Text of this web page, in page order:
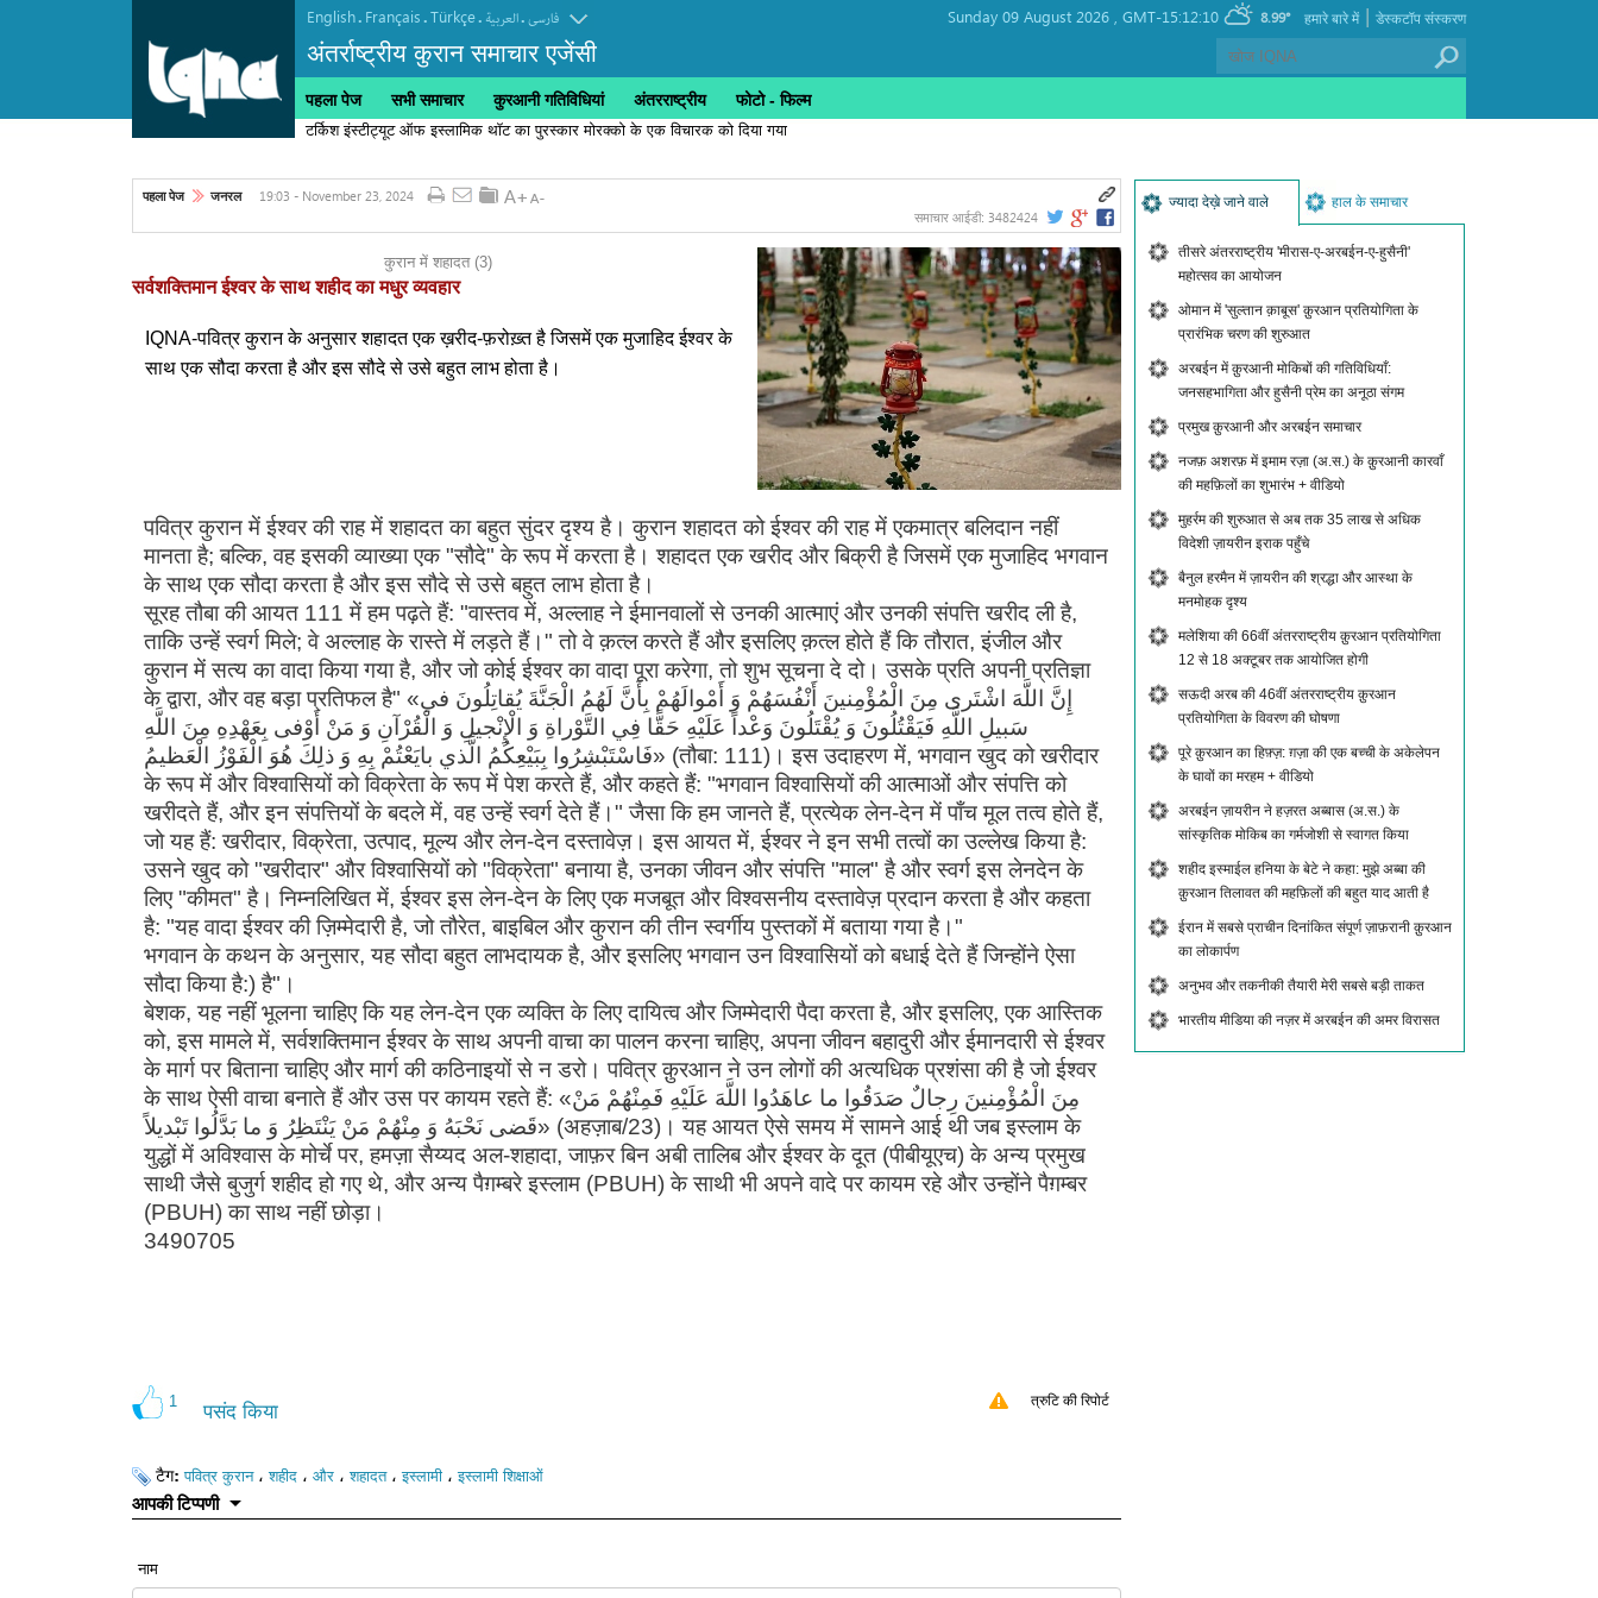
English. Français.Türkçe. العربیة.فارسی
अंतर्राष्ट्रीय कुरान समाचार एजेंसी
Sunday 09 August 2026 , GMT-15:12:10 8.99° डेस्कटॉप संस्करण
|
हमारे बारे में
पहला पेज सभी समाचार कुरआनी गतिविधियां अंतरराष्ट्रीय फोटो - फिल्म
टर्किश इंस्टीट्यूट ऑफ इस्लामिक थॉट का पुरस्कार मोरक्को के एक विचारक को दिया गया
पहला पेज जनरल 19:03 - November 23, 2024
समाचार आईडी: 3482424
कुरान में शहादत (3)
सर्वशक्तिमान ईश्वर के साथ शहीद का मधुर व्यवहार
IQNA-पवित्र कुरान के अनुसार शहादत एक ख़रीद-फ़रोख़्त है जिसमें एक मुजाहिद ईश्वर के
साथ एक सौदा करता है और इस सौदे से उसे बहुत लाभ होता है।
पवित्र कुरान में ईश्वर की राह में शहादत का बहुत सुंदर दृश्य है। कुरान शहादत को ईश्वर की राह में एकमात्र बलिदान नहीं
मानता है; बल्कि, वह इसकी व्याख्या एक "सौदे" के रूप में करता है। शहादत एक खरीद और बिक्री है जिसमें एक मुजाहिद भगवान
के साथ एक सौदा करता है और इस सौदे से उसे बहुत लाभ होता है।
सूरह तौबा की आयत 111 में हम पढ़ते हैं: "वास्तव में, अल्लाह ने ईमानवालों से उनकी आत्माएं और उनकी संपत्ति खरीद ली है,
ताकि उन्हें स्वर्ग मिले; वे अल्लाह के रास्ते में लड़ते हैं।" तो वे क़त्ल करते हैं और इसलिए क़त्ल होते हैं कि तौरात, इंजील और
कुरान में सत्य का वादा किया गया है, और जो कोई ईश्वर का वादा पूरा करेगा, तो शुभ सूचना दे दो। उसके प्रति अपनी प्रतिज्ञा
के द्वारा, और वह बड़ा प्रतिफल है" «إِنَّ اللَّهَ اشْتَرى‏ مِنَ الْمُؤْمِنينَ أَنْفُسَهُمْ وَ أَمْوالَهُمْ بِأَنَّ لَهُمُ الْجَنَّةَ يُقاتِلُونَ في‏
سَبيلِ اللَّهِ فَيَقْتُلُونَ وَ يُقْتَلُونَ وَعْداً عَلَيْهِ حَقًّا فِي التَّوْراةِ وَ الْإِنْجيلِ وَ الْقُرْآنِ وَ مَنْ أَوْفى‏ بِعَهْدِهِ مِنَ اللَّهِ
فَاسْتَبْشِرُوا بِبَيْعِكُمُ الَّذي بايَعْتُمْ بِهِ وَ ذلِكَ هُوَ الْفَوْزُ الْعَظيمُ» (तौबा: 111)। इस उदाहरण में, भगवान खुद को खरीदार
के रूप में और विश्वासियों को विक्रेता के रूप में पेश करते हैं, और कहते हैं: "भगवान विश्वासियों की आत्माओं और संपत्ति को
खरीदते हैं, और इन संपत्तियों के बदले में, वह उन्हें स्वर्ग देते हैं।" जैसा कि हम जानते हैं, प्रत्येक लेन-देन में पाँच मूल तत्व होते हैं,
जो यह हैं: खरीदार, विक्रेता, उत्पाद, मूल्य और लेन-देन दस्तावेज़। इस आयत में, ईश्वर ने इन सभी तत्वों का उल्लेख किया है:
उसने खुद को "खरीदार" और विश्वासियों को "विक्रेता" बनाया है, उनका जीवन और संपत्ति "माल" है और स्वर्ग इस लेनदेन के
लिए "कीमत" है। निम्नलिखित में, ईश्वर इस लेन-देन के लिए एक मजबूत और विश्वसनीय दस्तावेज़ प्रदान करता है और कहता
है: "यह वादा ईश्वर की ज़िम्मेदारी है, जो तौरेत, बाइबिल और कुरान की तीन स्वर्गीय पुस्तकों में बताया गया है।"
भगवान के कथन के अनुसार, यह सौदा बहुत लाभदायक है, और इसलिए भगवान उन विश्वासियों को बधाई देते हैं जिन्होंने ऐसा
सौदा किया है:) है"।
बेशक, यह नहीं भूलना चाहिए कि यह लेन-देन एक व्यक्ति के लिए दायित्व और जिम्मेदारी पैदा करता है, और इसलिए, एक आस्तिक
को, इस मामले में, सर्वशक्तिमान ईश्वर के साथ अपनी वाचा का पालन करना चाहिए, अपना जीवन बहादुरी और ईमानदारी से ईश्वर
के मार्ग पर बिताना चाहिए और मार्ग की कठिनाइयों से न डरो। पवित्र क़ुरआन ने उन लोगों की अत्यधिक प्रशंसा की है जो ईश्वर
के साथ ऐसी वाचा बनाते हैं और उस पर कायम रहते हैं: «مِنَ الْمُؤْمِنينَ رِجالٌ صَدَقُوا ما عاهَدُوا اللَّهَ عَلَيْهِ فَمِنْهُمْ مَنْ
قَضى‏ نَحْبَهُ وَ مِنْهُمْ مَنْ يَنْتَظِرُ وَ ما بَدَّلُوا تَبْديلاً» (अहज़ाब/23)। यह आयत ऐसे समय में सामने आई थी जब इस्लाम के
युद्धों में अविश्वास के मोर्चे पर, हमज़ा सैय्यद अल-शहादा, जाफ़र बिन अबी तालिब और ईश्वर के दूत (पीबीयूएच) के अन्य प्रमुख
साथी जैसे बुजुर्ग शहीद हो गए थे, और अन्य पैग़म्बरे इस्लाम (PBUH) के साथी भी अपने वादे पर कायम रहे और उन्होंने पैग़म्बर
(PBUH) का साथ नहीं छोड़ा।
3490705
1 पसंद किया त्रुटि की रिपोर्ट
टैग:पवित्र कुरान،शहीद ، और ،शहादत،इस्लामी ،इस्लामी शिक्षाओं
आपकी टिप्पणी
नाम
ज्यादा देख़े जाने वाले हाल के समाचार
तीसरे अंतरराष्ट्रीय 'मीरास-ए-अरबईन-ए-हुसैनी'
महोत्सव का आयोजन
ओमान में 'सुल्तान क़ाबूस' क़ुरआन प्रतियोगिता के
प्रारंभिक चरण की शुरुआत
अरबईन में क़ुरआनी मोकिबों की गतिविधियाँ:
जनसहभागिता और हुसैनी प्रेम का अनूठा संगम
प्रमुख क़ुरआनी और अरबईन समाचार
नजफ़ अशरफ़ में इमाम रज़ा (अ.स.) के क़ुरआनी कारवाँ
की महफ़िलों का शुभारंभ + वीडियो
मुहर्रम की शुरुआत से अब तक 35 लाख से अधिक
विदेशी ज़ायरीन इराक पहुँचे
बैनुल हरमैन में ज़ायरीन की श्रद्धा और आस्था के
मनमोहक दृश्य
मलेशिया की 66वीं अंतरराष्ट्रीय क़ुरआन प्रतियोगिता
12 से 18 अक्टूबर तक आयोजित होगी
सऊदी अरब की 46वीं अंतरराष्ट्रीय क़ुरआन
प्रतियोगिता के विवरण की घोषणा
पूरे क़ुरआन का हिफ़्ज़: ग़ज़ा की एक बच्ची के अकेलेपन
के घावों का मरहम + वीडियो
अरबईन ज़ायरीन ने हज़रत अब्बास (अ.स.) के
सांस्कृतिक मोकिब का गर्मजोशी से स्वागत किया
शहीद इस्माईल हनिया के बेटे ने कहा: मुझे अब्बा की
क़ुरआन तिलावत की महफ़िलों की बहुत याद आती है
ईरान में सबसे प्राचीन दिनांकित संपूर्ण ज़ाफ़रानी क़ुरआन
का लोकार्पण
अनुभव और तकनीकी तैयारी मेरी सबसे बड़ी ताकत
भारतीय मीडिया की नज़र में अरबईन की अमर विरासत